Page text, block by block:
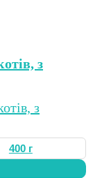
з
400 г